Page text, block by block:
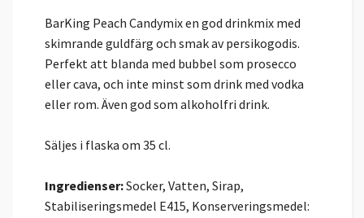
BarKing Peach Candymix en god drinkmix med
skimrande guldfärg och smak av persikogodis.
Perfekt att blanda med bubbel som prosecco
eller cava, och inte minst som drink med vodka
eller rom. Även god som alkoholfri drink.
Säljes i flaska om 35 cl.
Ingredienser:Socker, Vatten, Sirap,
Stabiliseringsmedel E415, Konserveringsmedel: